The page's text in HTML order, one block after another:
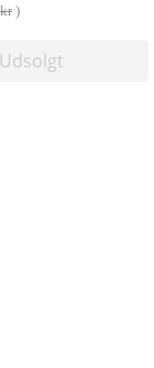
)
Udsolgt